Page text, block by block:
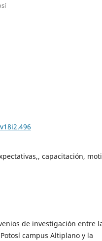
capacitación,
de investigación entre
campus Altiplano y la